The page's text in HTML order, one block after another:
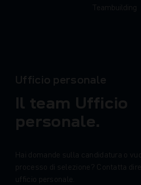
Teambuilding
Ufficio personale
Il team Ufficio
personale.
Hai d o m an d e s u lla c an d id atu ra o u o
p ro c e s s o d i s e le zio n e ? C o n tatta d ire
u ffic io p e rs o n ale